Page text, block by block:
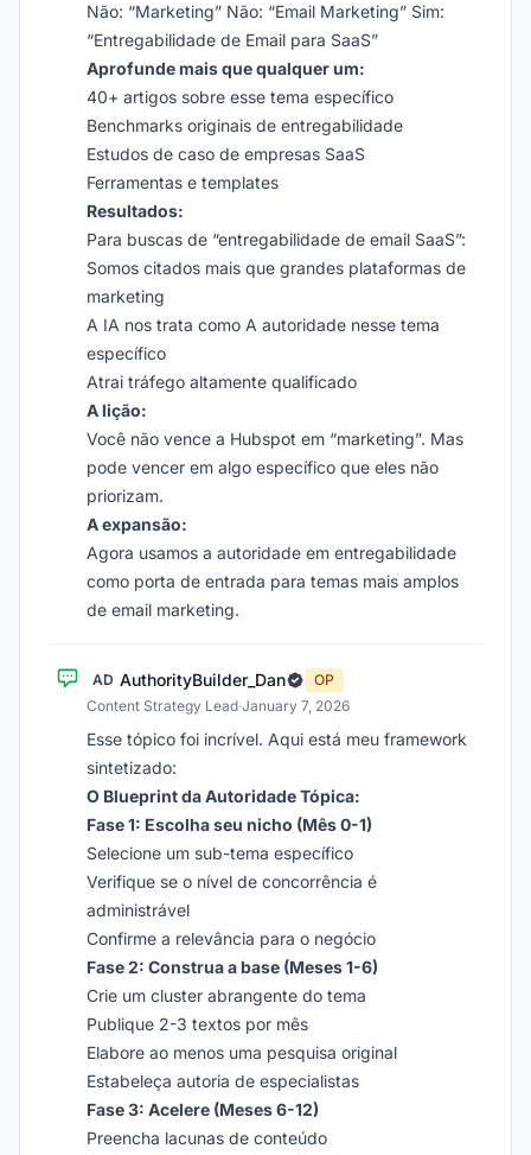
Não: “Marketing” Não: “Email Marketing” Sim:
“Entregabilidade de Email para SaaS”
Aprofunde mais que qualquer um:
40+ artigos sobre esse tema específico
Benchmarks originais de entregabilidade
Estudos de caso de empresas SaaS
Ferramentas e templates
Resultados:
Para buscas de “entregabilidade de email SaaS”:
Somos citados mais que grandes plataformas de
marketing
A IA nos trata como A autoridade nesse tema
específico
Atrai tráfego altamente qualificado
A lição:
Você não vence a Hubspot em “marketing”. Mas
pode vencer em algo específico que eles não
priorizam.
A expansão:
Agora usamos a autoridade em entregabilidade
como porta de entrada para temas mais amplos
de email marketing.
AD AuthorityBuilder_Dan
OP
Content Strategy Lead·January 7, 2026
Esse tópico foi incrível. Aqui está meu framework
sintetizado:
O Blueprint da Autoridade Tópica:
Fase 1: Escolha seu nicho (Mês 0-1)
Selecione um sub-tema específico
Verifique se o nível de concorrência é
administrável
Confirme a relevância para o negócio
Fase 2: Construa a base (Meses 1-6)
Crie um cluster abrangente do tema
Publique 2-3 textos por mês
Elabore ao menos uma pesquisa original
Estabeleça autoria de especialistas
Fase 3: Acelere (Meses 6-12)
Preencha lacunas de conteúdo